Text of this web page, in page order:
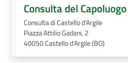
Consulta del Capoluogo
Consulta di Castello d'Argile
Piazza Attilio Gadani, 2
40050Castello d'Argile (BO)